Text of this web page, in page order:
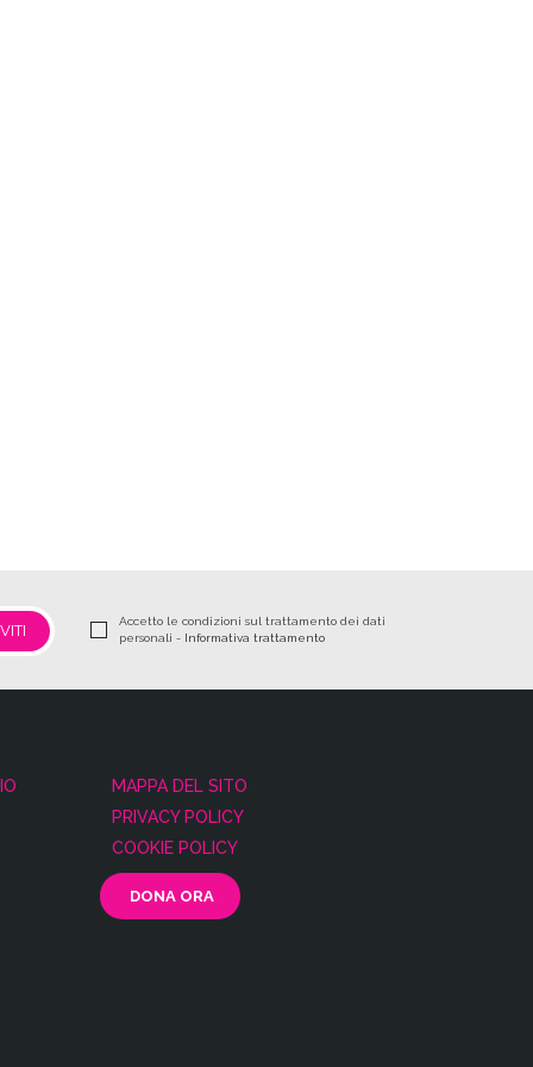
Accetto le condizioni sul trattamento dei dati
personali - Informativa trattamento
MAPPA DEL SITO
PRIVACY POLICY
COOKIE POLICY